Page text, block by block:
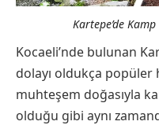
Kartepe’de
Kocaeli’nde bulunan
dolayı oldukça
muhteşem doğasıyla
olduğu gibi aynı